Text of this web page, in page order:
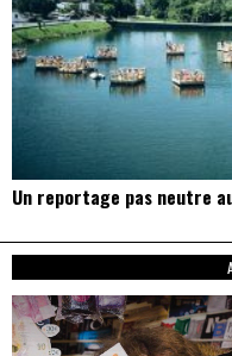
Un reportage pas neutre